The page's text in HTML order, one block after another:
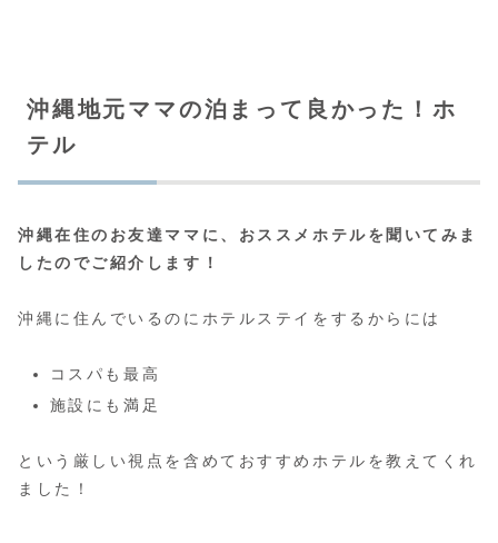
沖縄地元ママの泊まって良かった！ホ
テル
沖縄在住のお友達ママに、おススメホテルを聞いてみま
したのでご紹介します！
沖縄に住んでいるのにホテルステイをするからには
コスパも最高
施設にも満足
という厳しい視点を含めておすすめホテルを教えてくれ
ました！